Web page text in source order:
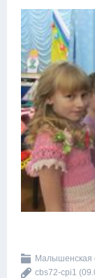
Малышенская
cbs72-cpi1